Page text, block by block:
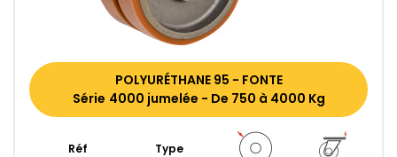
POLYURÉTHANE 95 - FONTE
Série 4000 jumelée - De 750 à 4000 Kg
Réf Type